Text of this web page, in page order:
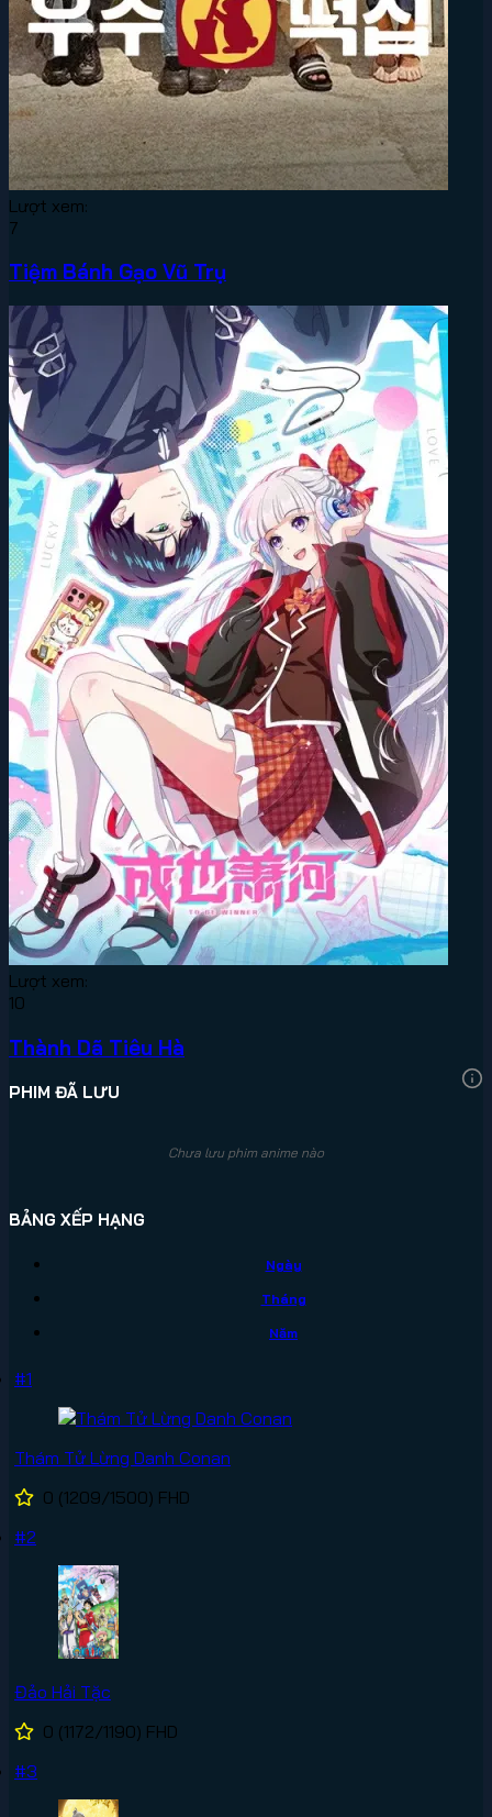
Lượt xem:
7
Tiệm Bánh Gạo Vũ Trụ
Lượt xem:
10
Thành Dã Tiêu Hà
PHIM ĐÃ LƯU
Chưa lưu phim anime nào
BẢNG XẾP HẠNG
Ngày
Tháng
Năm
#1
Thám Tử Lừng Danh Conan
0 (1209/1500) FHD
#2
Đảo Hải Tặc
0 (1172/1190) FHD
#3